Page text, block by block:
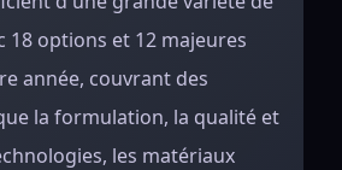
18 options et 12 majeures
année, couvrant des
la formulation, la qualité et
les matériaux